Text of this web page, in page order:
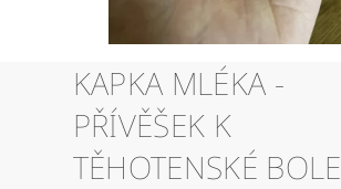
KAPKA MLÉKA -
PŘÍVĚŠEK K
TĚHOTENSKÉ BOLE